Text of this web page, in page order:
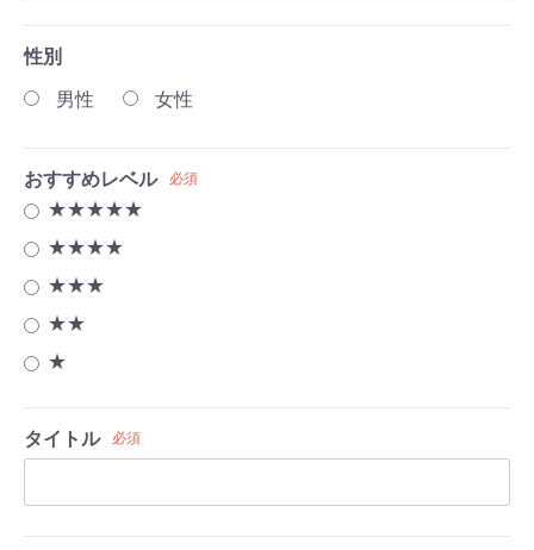
性別
男性
女性
おすすめレベル 必須
★★★★★
★★★★
★★★
★★
★
タイトル 必須